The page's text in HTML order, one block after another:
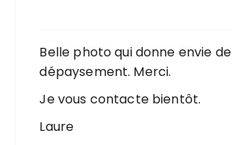
Belle photo qui donne envie de
dépaysement. Merci.
Je vous contacte bientôt.
Laure